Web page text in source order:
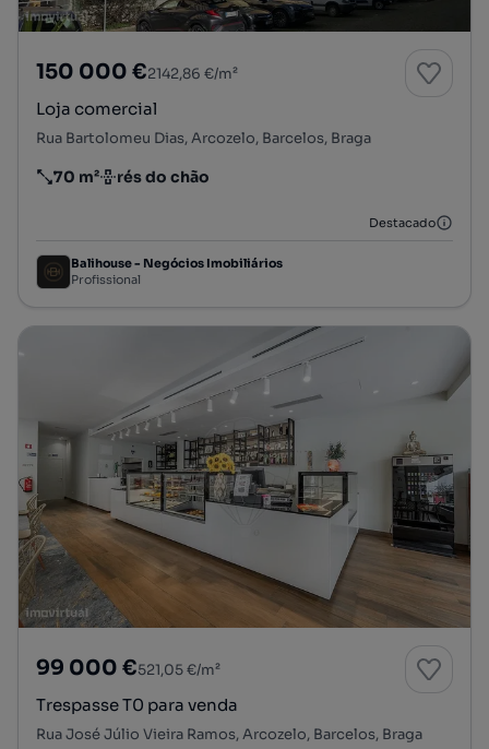
150 000 €2142,86 €/m²
Loja comercial
Rua Bartolomeu Dias, Arcozelo, Barcelos, Braga
Preço por metro quadrado
70 m²
Andar rés do chão
Destacado
Balihouse - Negócios Imobiliários
Profissional
99 000 €521,05 €/m²
Trespasse T0 para venda
Rua José Júlio Vieira Ramos, Arcozelo, Barcelos, Braga